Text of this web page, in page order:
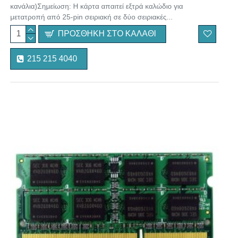
κανάλια)Σημείωση: Η κάρτα απαιτεί εξτρά καλώδιο για
μετατροπή από 25-pin σειριακή σε δύο σειριακές...
ΠΡΟΣΘΉΚΗ ΣΤΟ ΚΑΛΆΘΙ
215 215 4040